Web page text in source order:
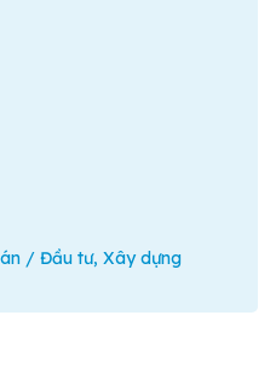
/ Đầu tư, Xây dựng